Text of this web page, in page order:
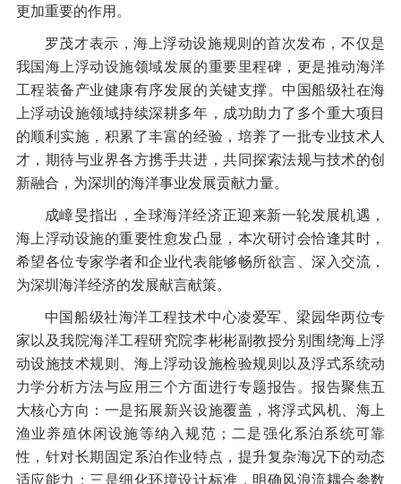
更加重要的作用。
罗茂才表示，海上浮动设施规则的首次发布，不仅是
我国海上浮动设施领域发展的重要里程碑，更是推动海洋
工程装备产业健康有序发展的关键支撑。中国船级社在海
上浮动设施领域持续深耕多年，成功助力了多个重大项目
的顺利实施，积累了丰富的经验，培养了一批专业技术人
才，期待与业界各方携手共进，共同探索法规与技术的创
新融合，为深圳的海洋事业发展贡献力量。
成嶂旻指出，全球海洋经济正迎来新一轮发展机遇，
海上浮动设施的重要性愈发凸显，本次研讨会恰逢其时，
希望各位专家学者和企业代表能够畅所欲言、深入交流，
为深圳海洋经济的发展献言献策。
中国船级社海洋工程技术中心凌爱军、梁园华两位专
家以及我院海洋工程研究院李彬彬副教授分别围绕海上浮
动设施技术规则、海上浮动设施检验规则以及浮式系统动
力学分析方法与应用三个方面进行专题报告。报告聚焦五
大核心方向：一是拓展新兴设施覆盖，将浮式风机、海上
渔业养殖休闲设施等纳入规范；二是强化系泊系统可靠
性，针对长期固定系泊作业特点，提升复杂海况下的动态
适应能力；三是细化环境设计标准，明确风浪流耦合参数